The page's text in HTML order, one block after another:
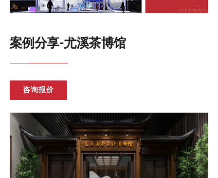
案例分享-尤溪茶博馆
咨询报价